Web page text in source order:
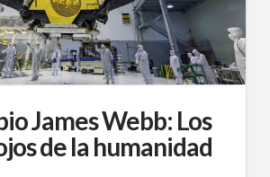
James Webb: Los
de la humanidad